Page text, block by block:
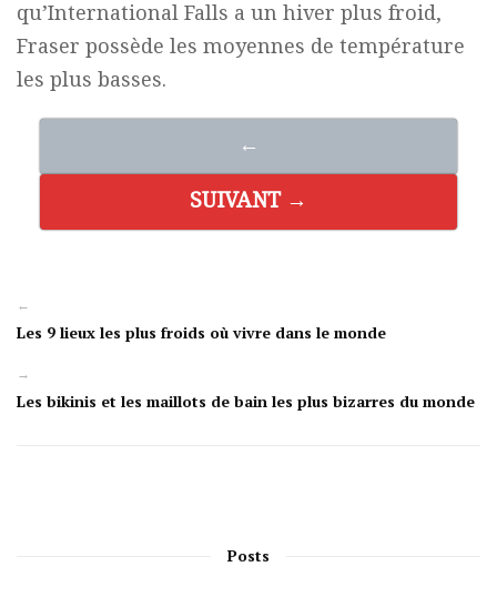
qu’International Falls a un hiver plus froid,
Fraser possède les moyennes de température
les plus basses.
←
SUIVANT →
←
Les 9 lieux les plus froids où vivre dans le monde
→
Les bikinis et les maillots de bain les plus bizarres du monde
Posts